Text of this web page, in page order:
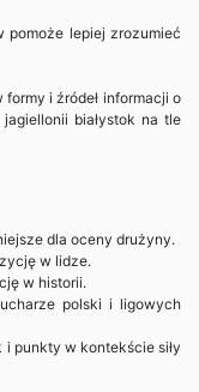
pomoże lepiej zrozumieć
i źródeł informacji o
białystok na tle
dla oceny drużyny.
w lidze.
w historii.
polski i ligowych
punkty w kontekście siły